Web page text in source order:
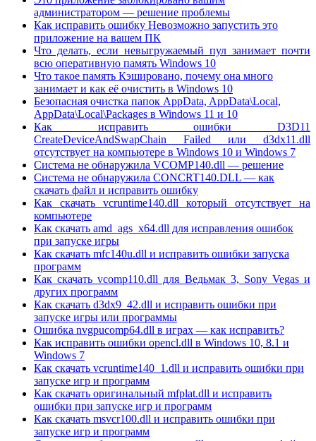
администратором — решение проблемы
Как исправить ошибку Невозможно запустить это
приложение на вашем ПК
Что делать, если невыгружаемый пул занимает почти
всю оперативную память Windows 10
Что такое память Кэшировано, почему она много
занимает и как её очистить в Windows 10
Безопасная очистка папок AppData, AppData\Local,
AppData\Local\Packages в Windows 11 и 10
Как исправить ошибки D3D11
CreateDeviceAndSwapChain Failed или d3dx11.dll
отсутствует на компьютере в Windows 10 и Windows 7
Система не обнаружила VCOMP140.dll — решение
Система не обнаружила CONCRT140.DLL — как
скачать файл и исправить ошибку
Как скачать vcruntime140.dll который отсутствует на
компьютере
Как скачать amd_ags_x64.dll для исправления ошибок
при запуске игры
Как скачать mfc140u.dll и исправить ошибки запуска
программ
Как скачать vcomp110.dll для Ведьмак 3, Sony Vegas и
других программ
Как скачать d3dx9_42.dll и исправить ошибки при
запуске игры или программы
Ошибка nvgpucomp64.dll в играх — как исправить?
Как исправить ошибки opencl.dll в Windows 10, 8.1 и
Windows 7
Как скачать vcruntime140_1.dll и исправить ошибки при
запуске игр и программ
Как скачать оригинальный mfplat.dll и исправить
ошибки при запуске игр и программ
Как скачать msvcr100.dll и исправить ошибки при
запуске игр и программ